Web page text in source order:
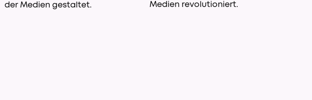
der Medien gestaltet.
Medien revolutioniert.